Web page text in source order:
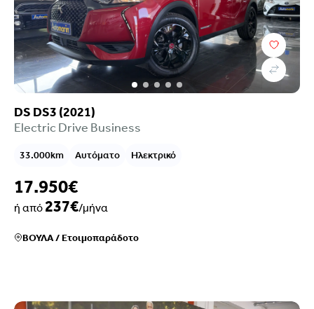
DS DS3 (2021)
Electric Drive Business
33.000km Αυτόματο Ηλεκτρικό
17.950€
ή από237€/μήνα
ΒΟΥΛΑ/Ετοιμοπαράδοτο